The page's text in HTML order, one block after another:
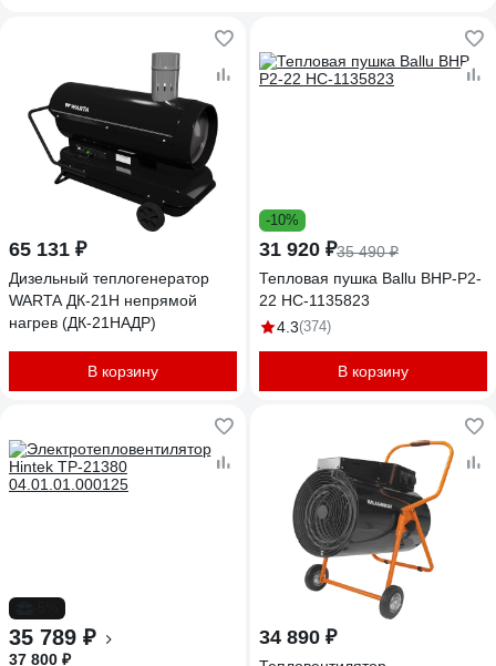
65 131 ₽
Дизельный теплогенератор
WARTA ДК-21Н непрямой
нагрев (ДК-21НАДР)
В корзину
-10%
31 920 ₽35 490 ₽
Тепловая пушка Ballu BHP-P2-
22 НС-1135823
4.3(374)
В корзину
35 789 ₽
37 800 ₽
34 890 ₽